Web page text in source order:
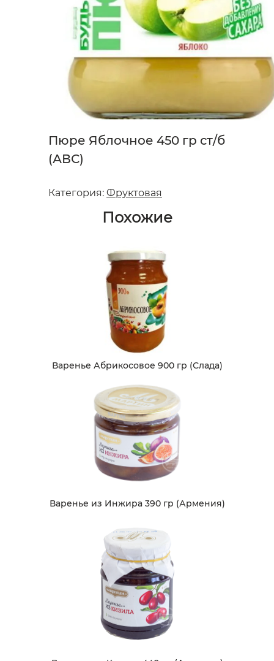
Пюре Яблочное 450 гр ст/б
(АВС)
Категория: Фруктовая
Похожие
Варенье Абрикосовое 900 гр (Слада)
Варенье из Инжира 390 гр (Армения)